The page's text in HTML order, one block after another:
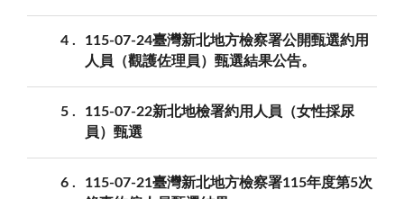
4
115-07-24臺灣新北地方檢察署公開甄選約用
人員（觀護佐理員）甄選結果公告。
5
115-07-22新北地檢署約用人員（女性採尿
員）甄選
6
115-07-21臺灣新北地方檢察署115年度第5次